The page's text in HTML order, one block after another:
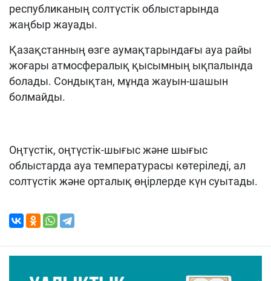
республиканың солтүстік облыстарында
жаңбыр жауады.
Қазақстанның өзге аумақтарындағы ауа райы
жоғары атмосфералық қысымның ықпалында
болады. Сондықтан, мұнда жауын-шашын
болмайды.
Оңтүстік, оңтүстік-шығыс және шығыс
облыстарда ауа температурасы көтеріледі, ал
солтүстік және орталық өңірлерде күн суытады.